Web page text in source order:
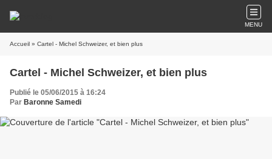
MENU
Accueil » Cartel - Michel Schweizer, et bien plus
Cartel - Michel Schweizer, et bien plus
Publié le 05/06/2015 à 16:24
Par Baronne Samedi